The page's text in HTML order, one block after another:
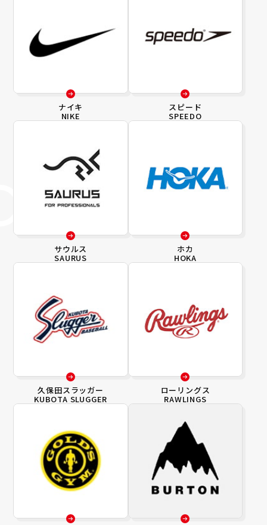
ナイキ
NIKE
スピード
SPEEDO
サウルス
SAURUS
ホカ
HOKA
久保田スラッガー
KUBOTA SLUGGER
ローリングス
RAWLINGS